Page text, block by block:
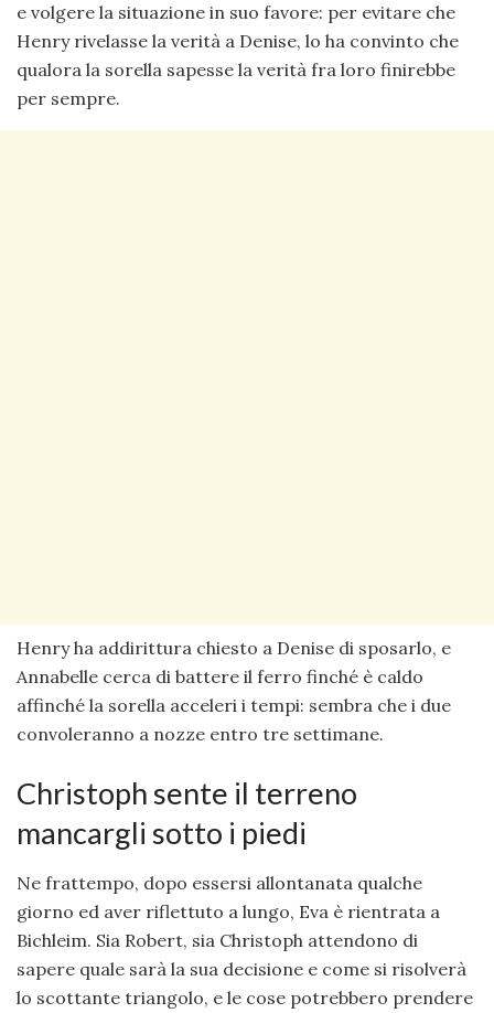
e volgere la situazione in suo favore: per evitare che
Henry rivelasse la verità a Denise, lo ha convinto che
qualora la sorella sapesse la verità fra loro finirebbe
per sempre.
Henry ha addirittura chiesto a Denise di sposarlo, e
Annabelle cerca di battere il ferro finché è caldo
affinché la sorella acceleri i tempi: sembra che i due
convoleranno a nozze entro tre settimane.
Christoph sente il terreno
mancargli sotto i piedi
Ne frattempo, dopo essersi allontanata qualche
giorno ed aver riflettuto a lungo, Eva è rientrata a
Bichleim. Sia Robert, sia Christoph attendono di
sapere quale sarà la sua decisione e come si risolverà
lo scottante triangolo, e le cose potrebbero prendere